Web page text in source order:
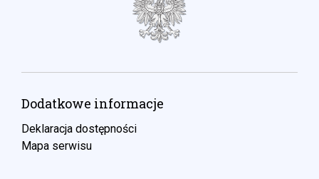
Dodatkowe informacje
Deklaracja dostępności
Mapa serwisu